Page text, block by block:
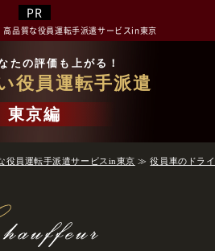
品質な役員運転手派遣サービスin東京
たの評価も上がる！
役員運転手派遣
東京編
員運転手派遣サービスin東京 ≫役員車のドラ